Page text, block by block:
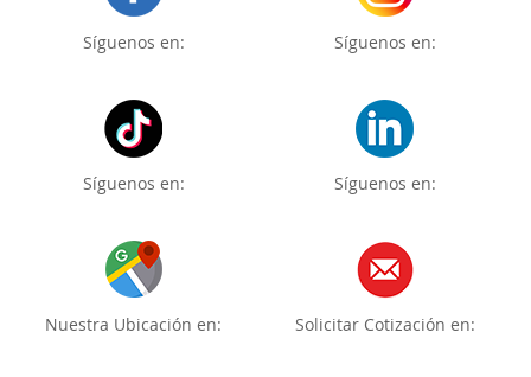
Síguenos en: Síguenos en:
Síguenos en: Síguenos en:
Nuestra Ubicación en: Solicitar Cotización en: